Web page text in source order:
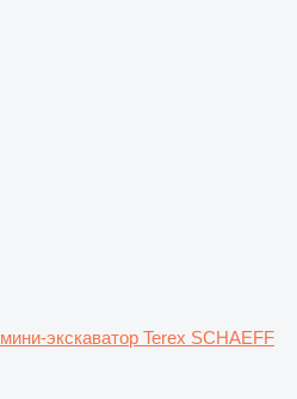
мини-экскаватор Terex SCHAEFF